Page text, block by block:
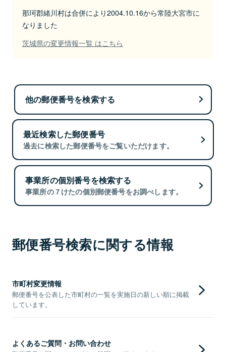
那珂郡緒川村は合併により2004.10.16から常陸大宮市に
なりました
茨城県の変更情報一覧 はこちら
他の郵便番号を検索する
最近検索した郵便番号
過去に検索した郵便番号をご覧いただけます。
事業所の個別番号を検索する
事業所の７けたの個別郵便番号をお調べします。
郵便番号検索に関する情報
市町村変更情報
郵便番号を公表した市町村の一覧を実施日の新しい順に掲載
しています。
よくあるご質問・お問い合わせ